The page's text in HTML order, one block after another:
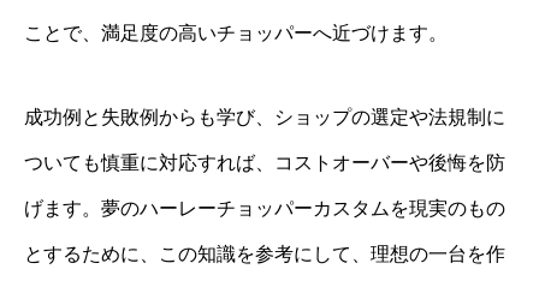
ことで、満足度の高いチョッパーへ近づけます。
成功例と失敗例からも学び、ショップの選定や法規制に
ついても慎重に対応すれば、コストオーバーや後悔を防
げます。夢のハーレーチョッパーカスタムを現実のもの
とするために、この知識を参考にして、理想の一台を作